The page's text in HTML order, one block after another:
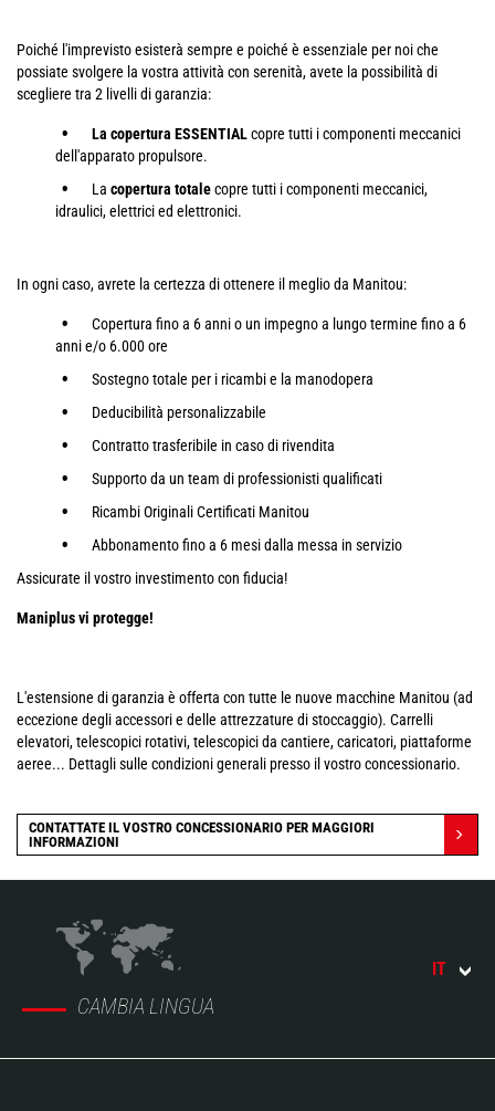
Poiché l'imprevisto esisterà sempre e poiché è essenziale per noi che
possiate svolgere la vostra attività con serenità, avete la possibilità di
scegliere tra 2 livelli di garanzia:
La copertura ESSENTIALcopre tutti i componenti meccanici
dell'apparato propulsore.
La copertura totalecopre tutti i componenti meccanici,
idraulici, elettrici ed elettronici.
In ogni caso, avrete la certezza di ottenere il meglio da Manitou:
Copertura fino a 6 anni o un impegno a lungo termine fino a 6
anni e/o 6.000 ore
Sostegno totale per i ricambi e la manodopera
Deducibilità personalizzabile
Contratto trasferibile in caso di rivendita
Supporto da un team di professionisti qualificati
Ricambi Originali Certificati Manitou
Abbonamento fino a 6 mesi dalla messa in servizio
Assicurate il vostro investimento con fiducia!
Maniplus vi protegge!
L'estensione di garanzia è offerta con tutte le nuove macchine Manitou (ad
eccezione degli accessori e delle attrezzature di stoccaggio). Carrelli
elevatori, telescopici rotativi, telescopici da cantiere, caricatori, piattaforme
aeree... Dettagli sulle condizioni generali presso il vostro concessionario.
CONTATTATE IL VOSTRO CONCESSIONARIO PER MAGGIORI
INFORMAZIONI
CAMBIA LINGUA
IT